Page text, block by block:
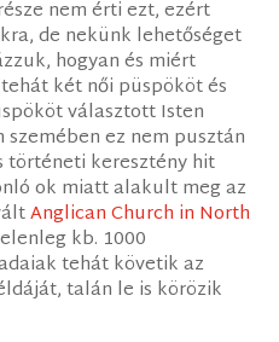
nem érti ezt, ezért
de nekünk lehetőséget
hogyan és miért
két női püspököt és
választott Isten
ez nem pusztán
történeti keresztény hit
ok miatt alakult meg az
Anglican Church in North
kb. 1000
tehát követik az
talán le is körözik